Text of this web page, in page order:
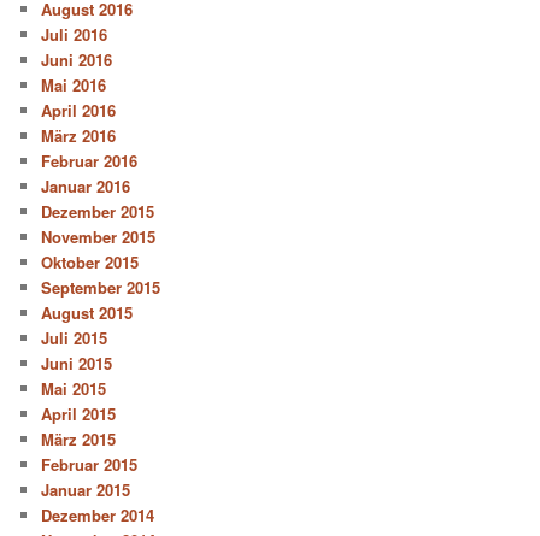
August 2016
Juli 2016
Juni 2016
Mai 2016
April 2016
März 2016
Februar 2016
Januar 2016
Dezember 2015
November 2015
Oktober 2015
September 2015
August 2015
Juli 2015
Juni 2015
Mai 2015
April 2015
März 2015
Februar 2015
Januar 2015
Dezember 2014